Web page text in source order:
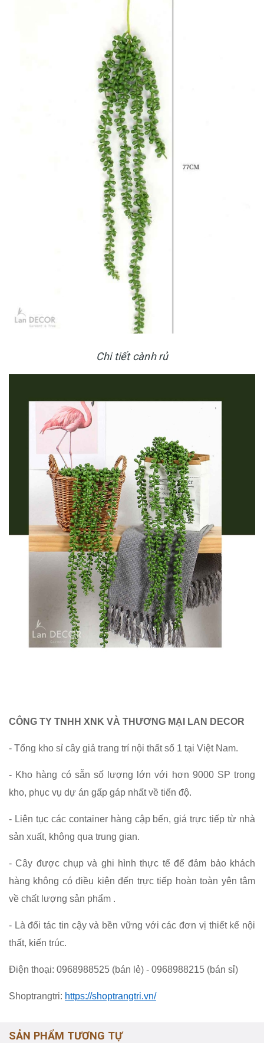
Chi tiết cành rủ
CÔNG TY TNHH XNK VÀ THƯƠNG MẠI LAN DECOR
- Tổng kho sỉ cây giả trang trí nội thất số 1 tại Việt Nam.
- Kho hàng có sẵn số lượng lớn với hơn 9000 SP trong
kho, phục vụ dự án gấp gáp nhất về tiến độ.
- Liên tục các container hàng cập bến, giá trực tiếp từ nhà
sản xuất, không qua trung gian.
- Cây được chụp và ghi hình thực tế để đảm bảo khách
hàng không có điều kiện đến trực tiếp hoàn toàn yên tâm
về chất lượng sản phẩm .
- Là đối tác tin cậy và bền vững với các đơn vị thiết kế nội
thất, kiến trúc.
Điện thoại: 0968988525 (bán lẻ) - 0968988215 (bán sỉ)
Shoptrangtri: https://shoptrangtri.vn/
SẢN PHẨM TƯƠNG TỰ